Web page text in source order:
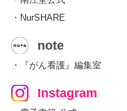
・NurSHARE
note
・『がん看護』編集室
Instagram